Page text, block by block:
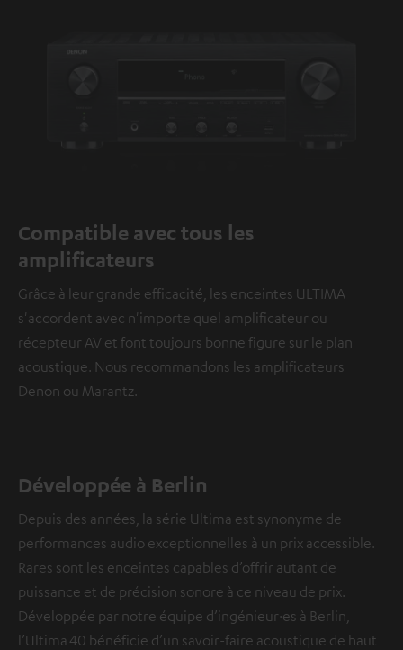
Compatible avec tous les
amplificateurs
Grâce à leur grande efficacité, les enceintes ULTIMA
s'accordent avec n'importe quel amplificateur ou
récepteur AV et font toujours bonne figure sur le plan
acoustique. Nous recommandons les amplificateurs
Denon ou Marantz.
Développée à Berlin
Depuis des années, la série Ultima est synonyme de
performances audio exceptionnelles à un prix accessible.
Rares sont les enceintes capables d’offrir autant de
puissance et de précision sonore à ce niveau de prix.
Développée par notre équipe d’ingénieur·es à Berlin,
l’Ultima 40 bénéficie d’un savoir-faire acoustique de haut